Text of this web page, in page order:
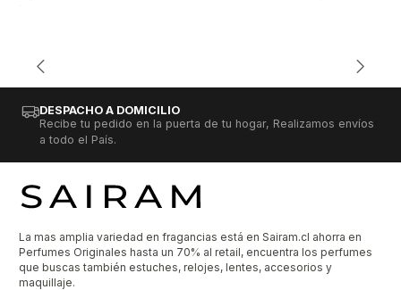
DESPACHO A DOMICILIO
Recibe tu pedido en la puerta de tu hogar, Realizamos envíos
a todo el País.
La mas amplia variedad en fragancias está en Sairam.cl ahorra en
Perfumes Originales hasta un 70% al retail, encuentra los perfumes
que buscas también estuches, relojes, lentes, accesorios y
maquillaje.